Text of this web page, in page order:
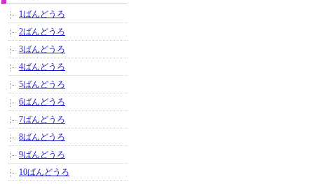
1ばんどうろ
2ばんどうろ
3ばんどうろ
4ばんどうろ
5ばんどうろ
6ばんどうろ
7ばんどうろ
8ばんどうろ
9ばんどうろ
10ばんどうろ